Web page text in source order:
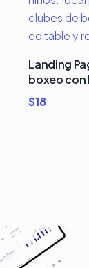
Landing
boxeo con
$18